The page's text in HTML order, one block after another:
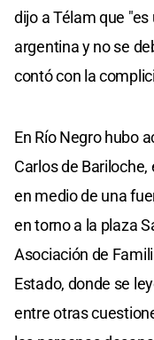
dijo a Télam que
argentina y no se
contó con la
En Río Negro hubo
Carlos de Bariloche,
en medio de una
en torno a la plaza
Asociación de
Estado, donde se
entre otras